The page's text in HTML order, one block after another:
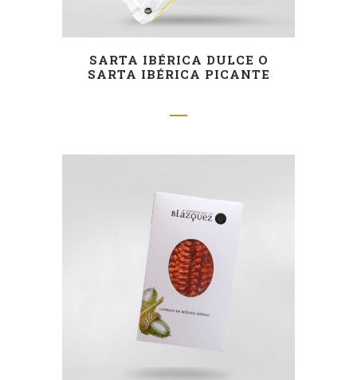
SARTA IBÉRICA DULCE O
SARTA IBÉRICA PICANTE